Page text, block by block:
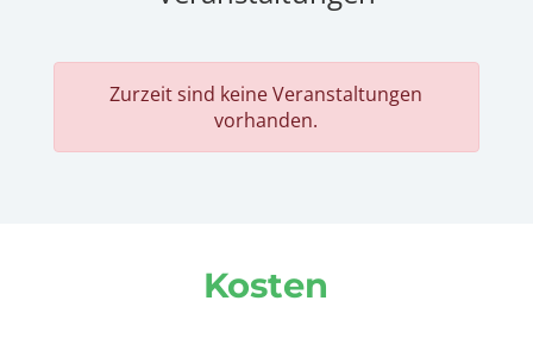
Zurzeit sind keine Veranstaltungen
vorhanden.
Kosten